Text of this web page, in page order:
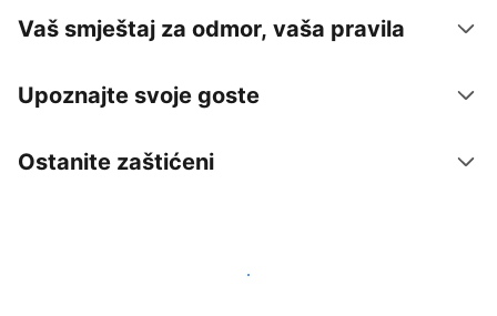
Vaš smještaj za odmor, vaša pravila
Upoznajte svoje goste
Ostanite zaštićeni